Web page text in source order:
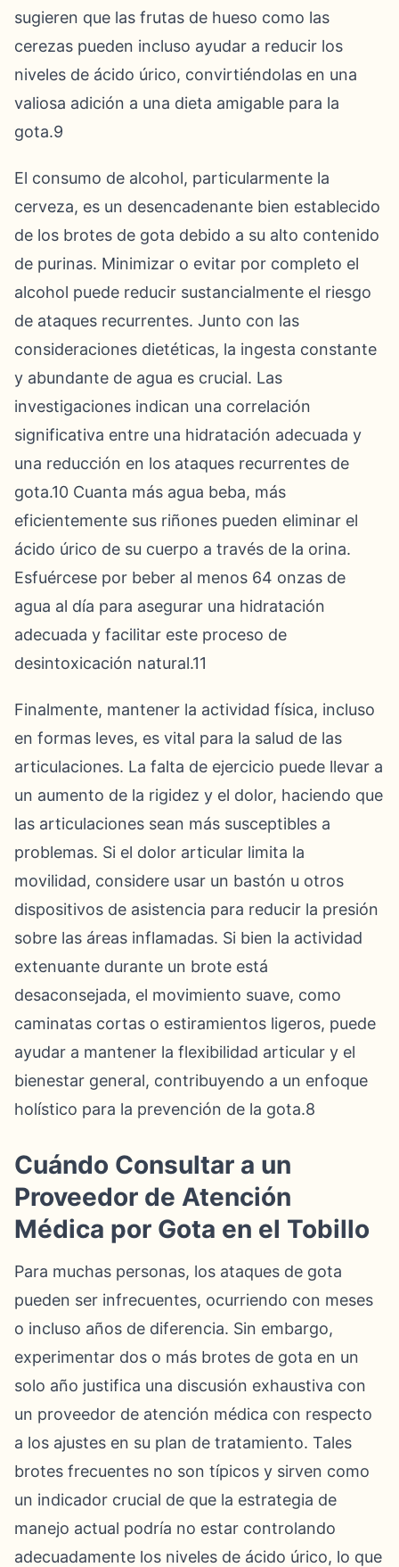
sugieren que las frutas de hueso como las
cerezas pueden incluso ayudar a reducir los
niveles de ácido úrico, convirtiéndolas en una
valiosa adición a una dieta amigable para la
gota.9
El consumo de alcohol, particularmente la
cerveza, es un desencadenante bien establecido
de los brotes de gota debido a su alto contenido
de purinas. Minimizar o evitar por completo el
alcohol puede reducir sustancialmente el riesgo
de ataques recurrentes. Junto con las
consideraciones dietéticas, la ingesta constante
y abundante de agua es crucial. Las
investigaciones indican una correlación
significativa entre una hidratación adecuada y
una reducción en los ataques recurrentes de
gota.10 Cuanta más agua beba, más
eficientemente sus riñones pueden eliminar el
ácido úrico de su cuerpo a través de la orina.
Esfuércese por beber al menos 64 onzas de
agua al día para asegurar una hidratación
adecuada y facilitar este proceso de
desintoxicación natural.11
Finalmente, mantener la actividad física, incluso
en formas leves, es vital para la salud de las
articulaciones. La falta de ejercicio puede llevar a
un aumento de la rigidez y el dolor, haciendo que
las articulaciones sean más susceptibles a
problemas. Si el dolor articular limita la
movilidad, considere usar un bastón u otros
dispositivos de asistencia para reducir la presión
sobre las áreas inflamadas. Si bien la actividad
extenuante durante un brote está
desaconsejada, el movimiento suave, como
caminatas cortas o estiramientos ligeros, puede
ayudar a mantener la flexibilidad articular y el
bienestar general, contribuyendo a un enfoque
holístico para la prevención de la gota.8
Cuándo Consultar a un
Proveedor de Atención
Médica por Gota en el Tobillo
Para muchas personas, los ataques de gota
pueden ser infrecuentes, ocurriendo con meses
o incluso años de diferencia. Sin embargo,
experimentar dos o más brotes de gota en un
solo año justifica una discusión exhaustiva con
un proveedor de atención médica con respecto
a los ajustes en su plan de tratamiento. Tales
brotes frecuentes no son típicos y sirven como
un indicador crucial de que la estrategia de
manejo actual podría no estar controlando
adecuadamente los niveles de ácido úrico, lo que